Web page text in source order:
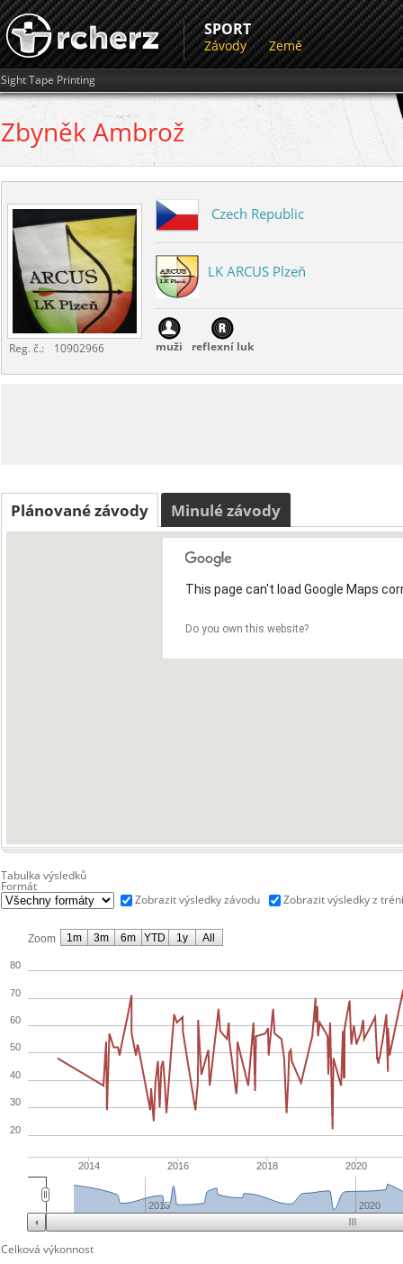
SPORT
Závody Země
Sight Tape Printing
Zbyněk Ambrož
Reg. č.: 10902966
Czech Republic
LK ARCUS Plzeň
muži reflexní luk
Plánované závody Minulé závody
This page can't load Google Maps
Do you own this website?
Tabulka výsledků
Formát
Zobrazit výsledky závodu
Zobrazit výsledky z
Zoom
2014 2016 2018 2020
20
30
40
50
60
70
80
2020
2015
1m 3m 6m YTD 1y All
Celková výkonnost